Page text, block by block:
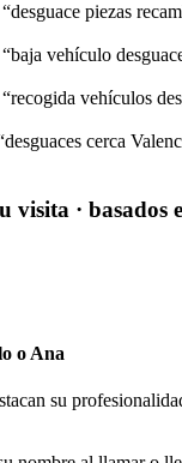
“desguace piezas
“baja vehículo
“recogida vehículos
cerca
visita · basados
o Ana
su